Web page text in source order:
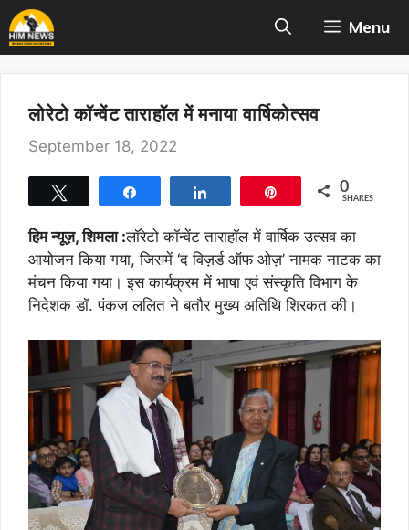
Skip
to
content
Menu
लोरेटो कॉन्वेंट ताराहॉल में मनाया वार्षिकोत्सव
September 18, 2022
0
SHARES
हिम न्यूज़, शिमला :लॉरेटो कॉन्वेंट ताराहॉल में वार्षिक उत्सव का
आयोजन किया गया, जिसमें ‘द विज़र्ड ऑफ ओज़’ नामक नाटक का
मंचन किया गया। इस कार्यक्रम में भाषा एवं संस्कृति विभाग के
निदेशक डॉ. पंकज ललित ने बतौर मुख्य अतिथि शिरकत की।